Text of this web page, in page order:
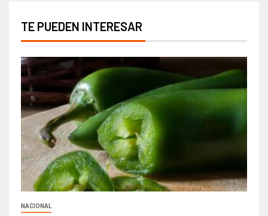
TE PUEDEN INTERESAR
NACIONAL